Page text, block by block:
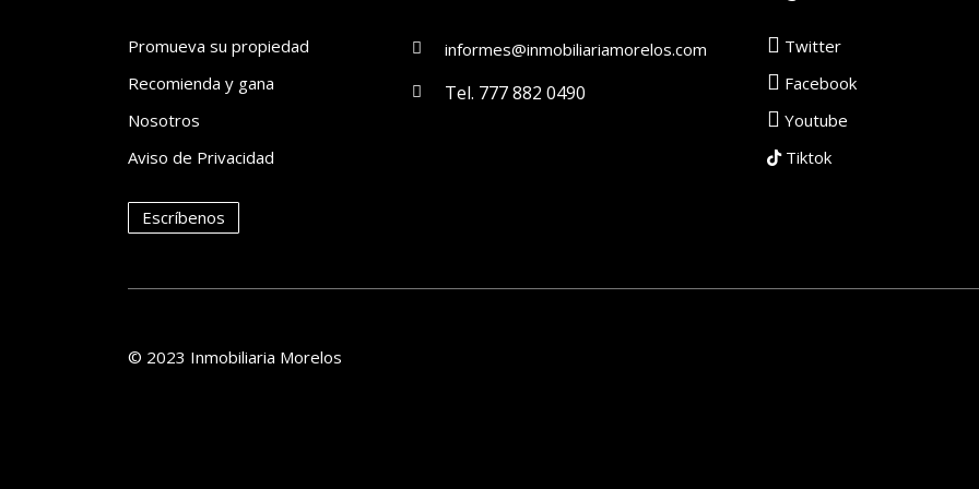
Promueva su propiedad
Recomienda y gana
Nosotros
Aviso de Privacidad
Escríbenos
informes@inmobiliariamorelos.com
Tel. 777 882 0490
Twitter
Facebook
Youtube
Tiktok
© 2023 Inmobiliaria Morelos